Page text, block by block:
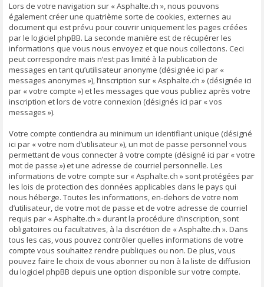
Lors de votre navigation sur « Asphalte.ch », nous pouvons
également créer une quatrième sorte de cookies, externes au
document qui est prévu pour couvrir uniquement les pages créées
par le logiciel phpBB. La seconde manière est de récupérer les
informations que vous nous envoyez et que nous collectons. Ceci
peut correspondre mais n’est pas limité à la publication de
messages en tant qu’utilisateur anonyme (désignée ici par «
messages anonymes »), l’inscription sur « Asphalte.ch » (désignée ici
par « votre compte ») et les messages que vous publiez après votre
inscription et lors de votre connexion (désignés ici par « vos
messages »).
Votre compte contiendra au minimum un identifiant unique (désigné
ici par « votre nom d’utilisateur »), un mot de passe personnel vous
permettant de vous connecter à votre compte (désigné ici par « votre
mot de passe ») et une adresse de courriel personnelle. Les
informations de votre compte sur « Asphalte.ch » sont protégées par
les lois de protection des données applicables dans le pays qui
nous héberge. Toutes les informations, en-dehors de votre nom
d’utilisateur, de votre mot de passe et de votre adresse de courriel
requis par « Asphalte.ch » durant la procédure d’inscription, sont
obligatoires ou facultatives, à la discrétion de « Asphalte.ch ». Dans
tous les cas, vous pouvez contrôler quelles informations de votre
compte vous souhaitez rendre publiques ou non. De plus, vous
pouvez faire le choix de vous abonner ou non à la liste de diffusion
du logiciel phpBB depuis une option disponible sur votre compte.